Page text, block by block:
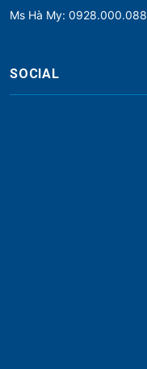
Ms Hà My: 0928.000.088
SOCIAL